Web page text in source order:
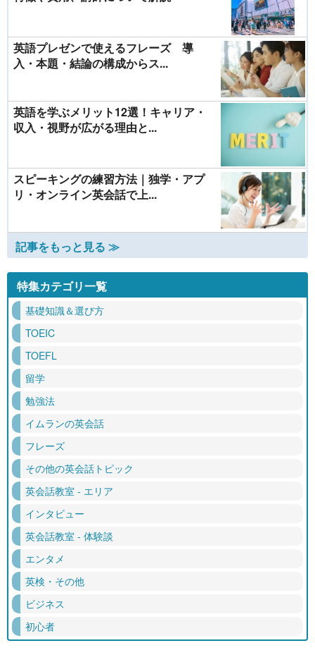
英語プレゼンで使えるフレーズ 導
入・本題・結論の構成からス...
英語を学ぶメリット12選！キャリア・
収入・視野が広がる理由と...
スピーキングの練習方法｜独学・アプ
リ・オンライン英会話で上...
記事をもっと見る ≫
特集カテゴリ一覧
基礎知識＆選び方
TOEIC
TOEFL
留学
勉強法
イムランの英会話
フレーズ
その他の英会話トピック
英会話教室 - エリア
インタビュー
英会話教室 - 体験談
エンタメ
英検・その他
ビジネス
初心者